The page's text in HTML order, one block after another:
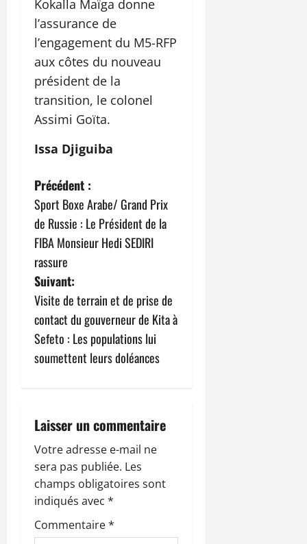
Kokalla Maïga donne
l’assurance de
l’engagement du M5-RFP
aux côtes du nouveau
président de la
transition, le colonel
Assimi Goïta.
Issa Djiguiba
N
a
v
i
g
a
t
o
n
d
’
a
Précédent :
Sport Boxe Arabe/ Grand Prix
de Russie : Le Président de la
FIBA Monsieur Hedi SEDIRI
rassure
Suivant:
Visite de terrain et de prise de
contact du gouverneur de Kita à
Sefeto : Les populations lui
soumettent leurs doléances
Laisser un commentaire
Votre adresse e-mail ne
sera pas publiée. Les
champs obligatoires sont
indiqués avec *
Commentaire*